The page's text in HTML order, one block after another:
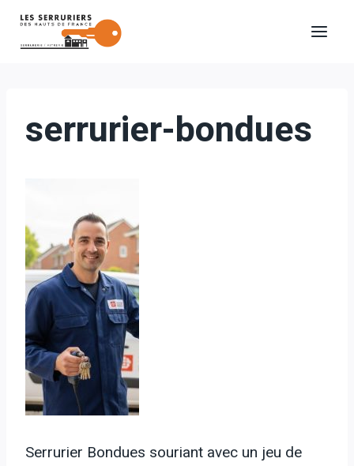
Aller
serrurier-bondues
Serrurier Bondues souriant avec un jeu de